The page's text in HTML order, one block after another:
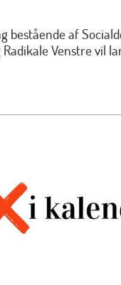
bestående af
Venstre vil